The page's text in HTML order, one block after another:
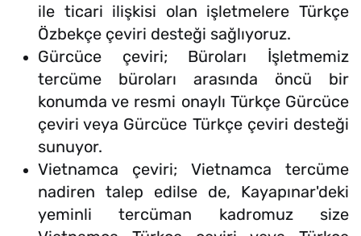
ile ticari ilişkisi olan işletmelere Türkçe
Özbekçe çeviri desteği sağlıyoruz.
Gürcüce çeviri; Büroları İşletmemiz
tercüme büroları arasında öncü bir
konumda ve resmi onaylı Türkçe Gürcüce
çeviri veya Gürcüce Türkçe çeviri desteği
sunuyor.
Vietnamca çeviri; Vietnamca tercüme
nadiren talep edilse de, Kayapınar'deki
yeminli tercüman kadromuz size